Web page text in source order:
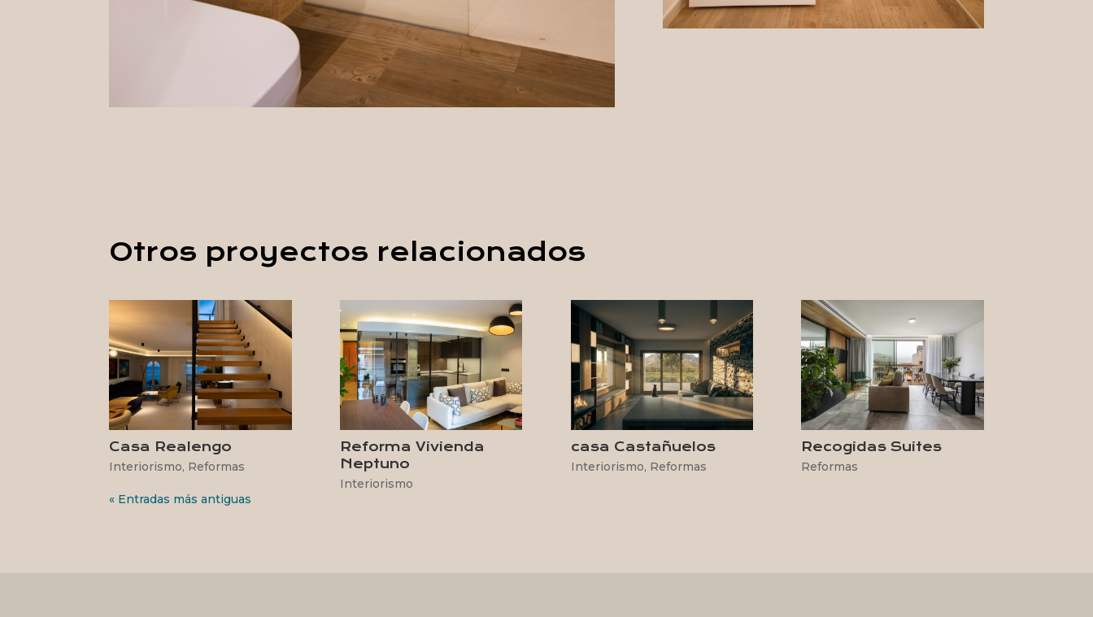
Otros proyectos relacionados
Casa Realengo
Interiorismo, Reformas
Reforma Vivienda
Neptuno
Interiorismo
casa Castañuelos
Interiorismo, Reformas
Recogidas Suites
Reformas
« Entradas más antiguas